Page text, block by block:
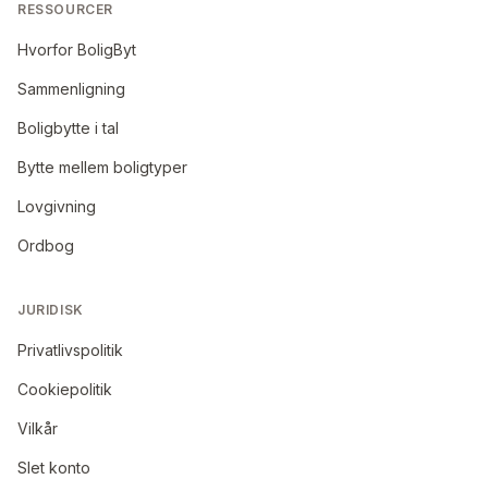
RESSOURCER
Hvorfor BoligByt
Sammenligning
Boligbytte i tal
Bytte mellem boligtyper
Lovgivning
Ordbog
JURIDISK
Privatlivspolitik
Cookiepolitik
Vilkår
Slet konto